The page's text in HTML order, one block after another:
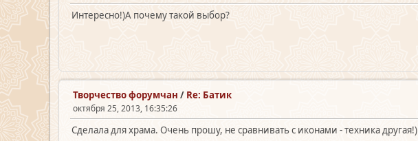
Интересно!)А почему такой выбор?
Творчество форумчан / Re: Батик
октября 25, 2013, 16:35:26
Сделала для храма. Очень прошу, не сравнивать с иконами - техника другая!)